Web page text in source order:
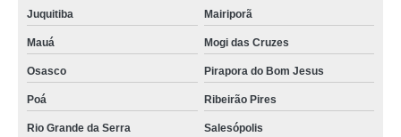
Juquitiba Mairiporã
Mauá Mogi das Cruzes
Osasco Pirapora do Bom Jesus
Poá Ribeirão Pires
Rio Grande da Serra Salesópolis